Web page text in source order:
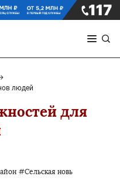
людей
для
#Сельская новь